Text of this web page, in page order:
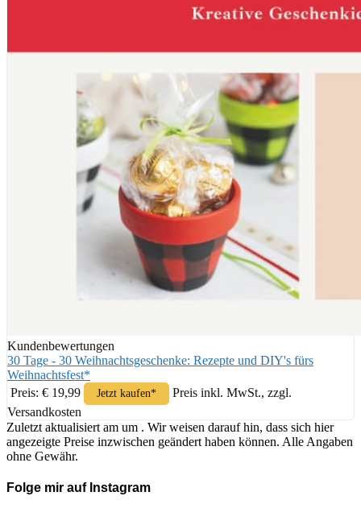
Kundenbewertungen
30 Tage - 30 Weihnachtsgeschenke: Rezepte und DIY's fürs
Weihnachtsfest*
Preis: € 19,99
Jetzt kaufen*
Preis inkl. MwSt., zzgl.
Versandkosten
Zuletzt aktualisiert am um . Wir weisen darauf hin, dass sich hier
angezeigte Preise inzwischen geändert haben können. Alle Angaben
ohne Gewähr.
Folge mir auf Instagram